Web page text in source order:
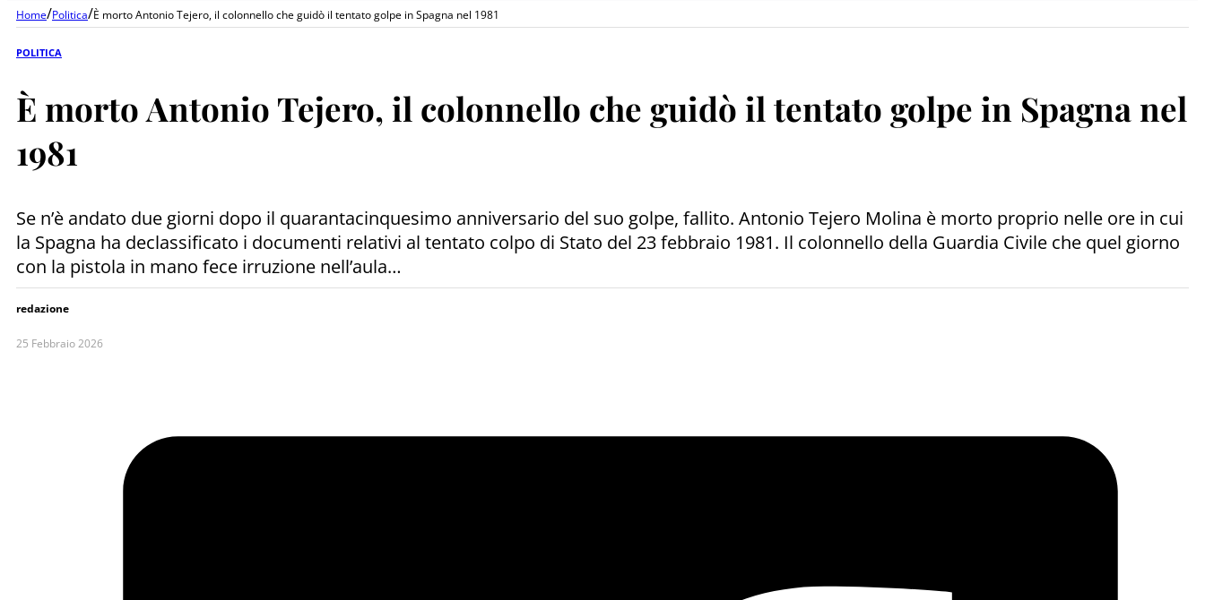
Home/Politica/È morto Antonio Tejero, il colonnello che guidò il tentato golpe in Spagna nel 1981
POLITICA
È morto Antonio Tejero, il colonnello che guidò il tentato golpe in Spagna nel
1981
Se n’è andato due giorni dopo il quarantacinquesimo anniversario del suo golpe, fallito. Antonio Tejero Molina è morto proprio nelle ore in cui
la Spagna ha declassificato i documenti relativi al tentato colpo di Stato del 23 febbraio 1981. Il colonnello della Guardia Civile che quel giorno
con la pistola in mano fece irruzione nell’aula…
redazione
25 Febbraio 2026